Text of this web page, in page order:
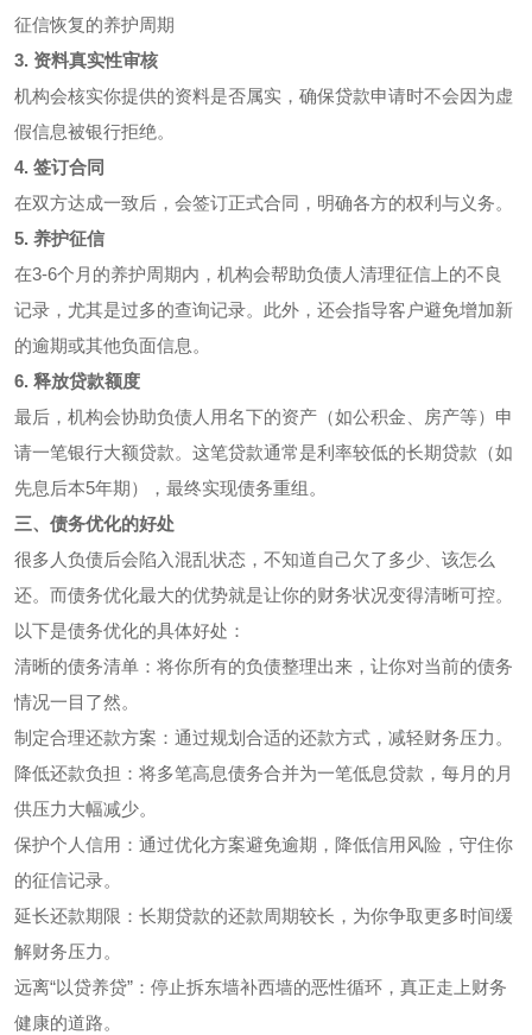
征信恢复的养护周期
3. 资料真实性审核
机构会核实你提供的资料是否属实，确保贷款申请时不会因为虚
假信息被银行拒绝。
4. 签订合同
在双方达成一致后，会签订正式合同，明确各方的权利与义务。
5. 养护征信
在3-6个月的养护周期内，机构会帮助负债人清理征信上的不良
记录，尤其是过多的查询记录。此外，还会指导客户避免增加新
的逾期或其他负面信息。
6. 释放贷款额度
最后，机构会协助负债人用名下的资产（如公积金、房产等）申
请一笔银行大额贷款。这笔贷款通常是利率较低的长期贷款（如
先息后本5年期），最终实现债务重组。
三、债务优化的好处
很多人负债后会陷入混乱状态，不知道自己欠了多少、该怎么
还。而债务优化最大的优势就是让你的财务状况变得清晰可控。
以下是债务优化的具体好处：
清晰的债务清单：将你所有的负债整理出来，让你对当前的债务
情况一目了然。
制定合理还款方案：通过规划合适的还款方式，减轻财务压力。
降低还款负担：将多笔高息债务合并为一笔低息贷款，每月的月
供压力大幅减少。
保护个人信用：通过优化方案避免逾期，降低信用风险，守住你
的征信记录。
延长还款期限：长期贷款的还款周期较长，为你争取更多时间缓
解财务压力。
远离“以贷养贷”：停止拆东墙补西墙的恶性循环，真正走上财务
健康的道路。